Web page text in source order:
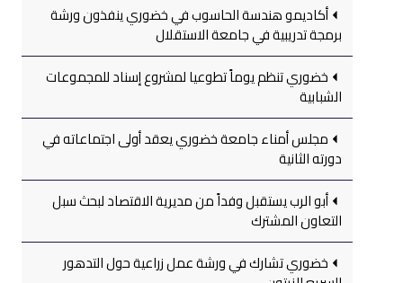
أكاديمو هندسة الحاسوب في خضوري ينفذون ورشة
برمجة تدريبية في جامعة الاستقلال
خضوري تنظم يوماً تطوعيا لمشروع إسناد للمجموعات
الشبابية
مجلس أمناء جامعة خضوري يعقد أولى اجتماعاته في
دورته الثانية
أبو الرب يستقبل وفداً من مديرية الاقتصاد لبحث سبل
التعاون المشترك
خضوري تشارك في ورشة عمل زراعية حول التدهور